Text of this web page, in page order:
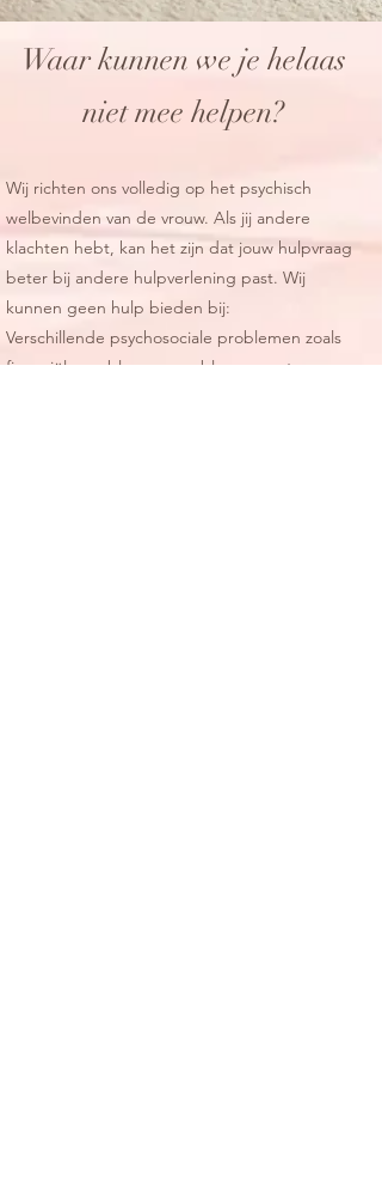
Waar kunnen we je helaas
niet mee helpen?
Wij richten ons volledig op het psychisch
welbevinden van de vrouw. Als jij andere
klachten hebt, kan het zijn dat jouw hulpvraag
beter bij andere hulpverlening past. Wij
kunnen geen hulp bieden bij:
Verschillende psychosociale problemen zoals
financiële problemen, problemen met